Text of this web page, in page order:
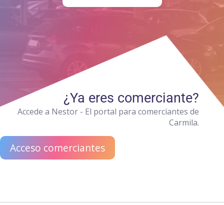
¿Ya eres comerciante?
Accede a Nestor - El portal para comerciantes de
Carmila.
Acceso comerciantes